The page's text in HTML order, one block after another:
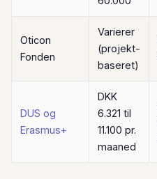
Oticon
Fonden
Varierer
(projekt-
baseret)
DUS og
Erasmus+
DKK
6.321 til
11.100 pr.
maaned